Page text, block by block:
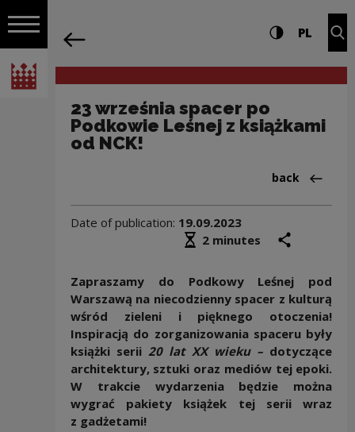
Open navigation
National Centre for Culture Poland
Navigation Settings and search
High contrast
PL
23 września spacer po
Podkowie Leśnej z książkami
od NCK!
Back to:News
back
Date of publication: 19.09.2023
Średni czas czytania
2 minutes
Zapraszamy do Podkowy Leśnej pod
Warszawą na niecodzienny spacer z kulturą
wśród zieleni i pięknego otoczenia!
Inspiracją do zorganizowania spaceru były
książki serii 20 lat XX wieku – dotyczące
architektury, sztuki oraz mediów tej epoki.
W trakcie wydarzenia będzie można
wygrać pakiety książek tej serii wraz
z gadżetami!